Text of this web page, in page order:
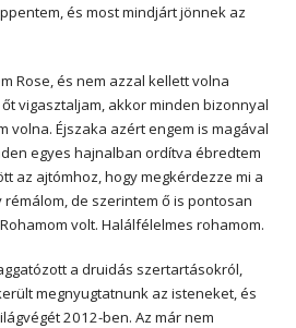
és most mindjárt jönnek az
Rose, és nem azzal kellett volna
vigasztaljam, akkor minden bizonnyal
volna. Éjszaka azért engem is magával
egyes hajnalban ordítva ébredtem
az ajtómhoz, hogy megkérdezze mi a
rémálom, de szerintem ő is pontosan
volt. Halálfélelmes rohamom.
a druidás szertartásokról,
megnyugtatnunk az isteneket, és
2012-ben. Az már nem